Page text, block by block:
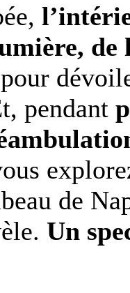
pour
pendant
de
Un